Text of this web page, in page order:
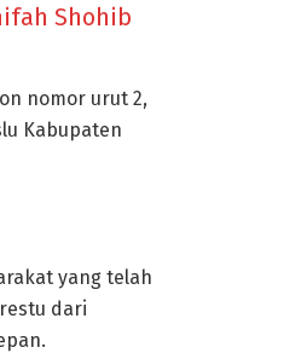
Shohib
nomor urut 2,
Kabupaten
yang telah
dari